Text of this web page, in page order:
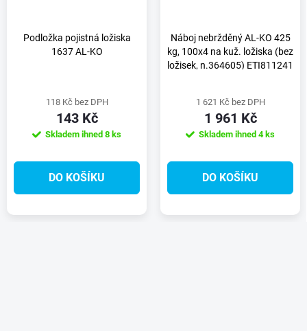
Podložka pojistná ložiska
1637 AL-KO
118 Kč bez DPH
143 Kč
Skladem ihned 8 ks
DO KOŠÍKU
Náboj nebržděný AL-KO 425
kg, 100x4 na kuž. ložiska (bez
ložisek, n.364605) ETI811241
1 621 Kč bez DPH
1 961 Kč
Skladem ihned 4 ks
DO KOŠÍKU